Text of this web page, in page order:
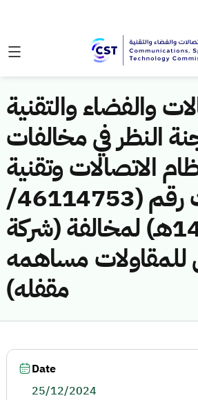
والفضاء والتقنية
النظر في مخالفات
الاتصالات وتقنية
المعلومات رقم (46114753/
ق/1446هـ) لمخالفة (شركة
للمقاولات مساهمه
مقفله)
Date
25/12/2024